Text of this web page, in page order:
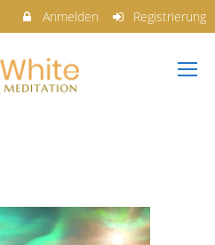
Anmelden Registrierung